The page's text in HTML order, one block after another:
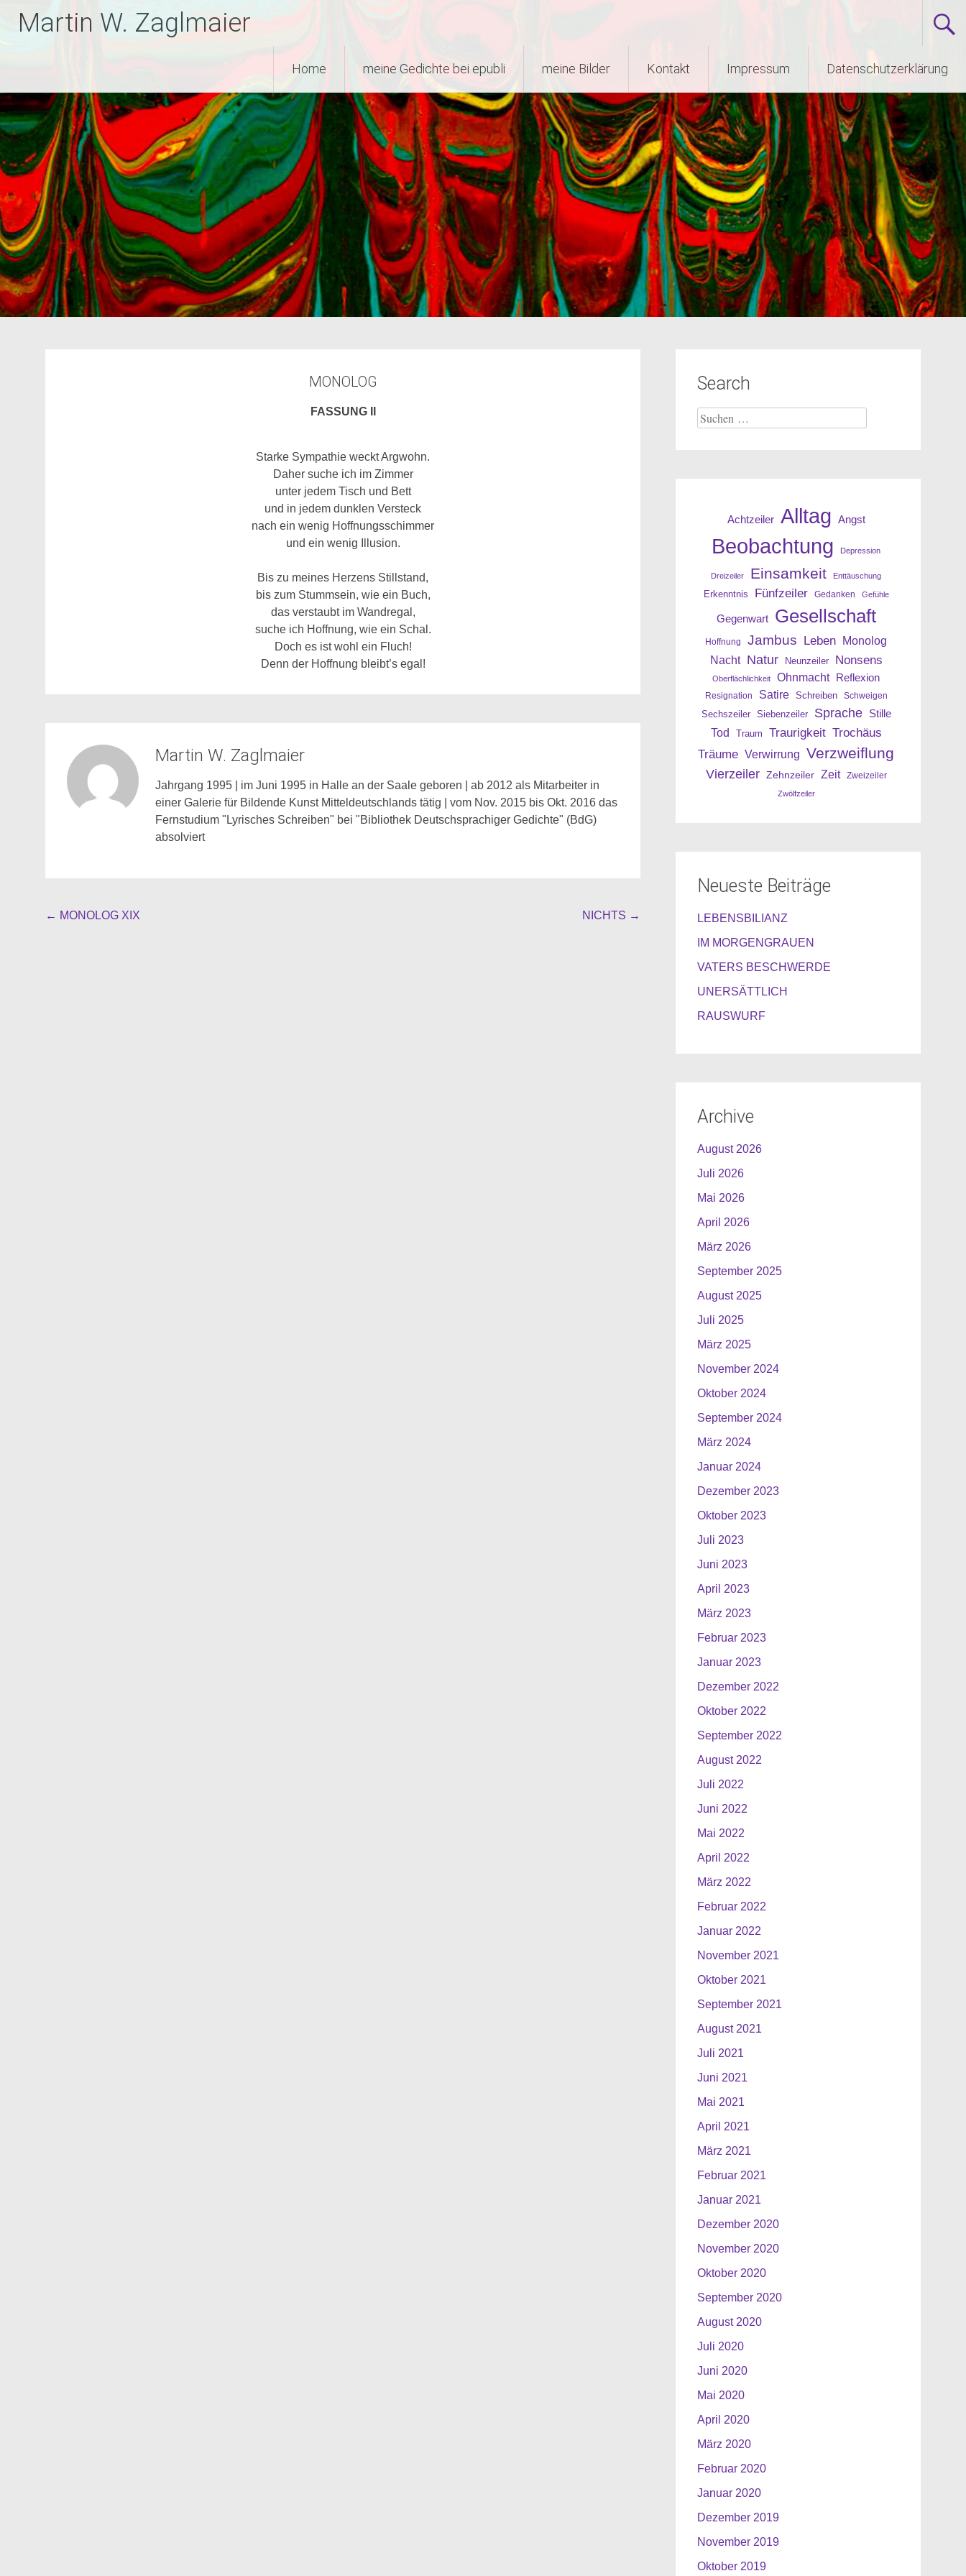
InhaltMartin W. Zaglmaier
Home meine Gedichte bei epubli meine Bilder Kontakt Impressum Datenschutzerklärung
MONOLOG
FASSUNG II
Starke Sympathie weckt Argwohn.
Daher suche ich im Zimmer
unter jedem Tisch und Bett
und in jedem dunklen Versteck
nach ein wenig Hoffnungsschimmer
und ein wenig Illusion.
Bis zu meines Herzens Stillstand,
bis zum Stummsein, wie ein Buch,
das verstaubt im Wandregal,
suche ich Hoffnung, wie ein Schal.
Doch es ist wohl ein Fluch!
Denn der Hoffnung bleibt’s egal!
Martin W. Zaglmaier
Jahrgang 1995 | im Juni 1995 in Halle an der Saale geboren | ab 2012 als Mitarbeiter in
einer Galerie für Bildende Kunst Mitteldeutschlands tätig | vom Nov. 2015 bis Okt. 2016 das
Fernstudium "Lyrisches Schreiben" bei "Bibliothek Deutschsprachiger Gedichte" (BdG)
absolviert
Beitragsnavigation
← MONOLOG XIX NICHTS →
Search
Suche
nach:
Achtzeiler Alltag Angst
Beobachtung Depression
Dreizeiler Einsamkeit Enttäuschung
Erkenntnis Fünfzeiler Gedanken Gefühle
Gegenwart Gesellschaft
Hoffnung Jambus Leben Monolog
Nacht Natur Neunzeiler Nonsens
Oberflächlichkeit Ohnmacht Reflexion
Resignation Satire Schreiben Schweigen
Sechszeiler Siebenzeiler Sprache Stille
Tod Traum Traurigkeit Trochäus
Träume Verwirrung Verzweiflung
Vierzeiler Zehnzeiler Zeit Zweizeiler
Zwölfzeiler
Neueste Beiträge
LEBENSBILIANZ
IM MORGENGRAUEN
VATERS BESCHWERDE
UNERSÄTTLICH
RAUSWURF
Archive
August 2026
Juli 2026
Mai 2026
April 2026
März 2026
September 2025
August 2025
Juli 2025
März 2025
November 2024
Oktober 2024
September 2024
März 2024
Januar 2024
Dezember 2023
Oktober 2023
Juli 2023
Juni 2023
April 2023
März 2023
Februar 2023
Januar 2023
Dezember 2022
Oktober 2022
September 2022
August 2022
Juli 2022
Juni 2022
Mai 2022
April 2022
März 2022
Februar 2022
Januar 2022
November 2021
Oktober 2021
September 2021
August 2021
Juli 2021
Juni 2021
Mai 2021
April 2021
März 2021
Februar 2021
Januar 2021
Dezember 2020
November 2020
Oktober 2020
September 2020
August 2020
Juli 2020
Juni 2020
Mai 2020
April 2020
März 2020
Februar 2020
Januar 2020
Dezember 2019
November 2019
Oktober 2019